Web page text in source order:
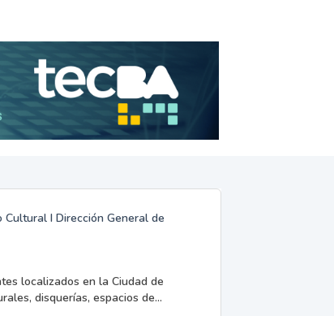
I Dirección General de
localizados en la Ciudad de
disquerías, espacios de...